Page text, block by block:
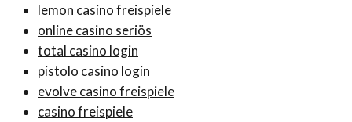
lemon casino freispiele
online casino seriös
total casino login
pistolo casino login
evolve casino freispiele
casino freispiele